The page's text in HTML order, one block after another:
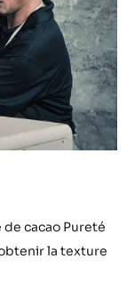
cacao Pureté
la texture